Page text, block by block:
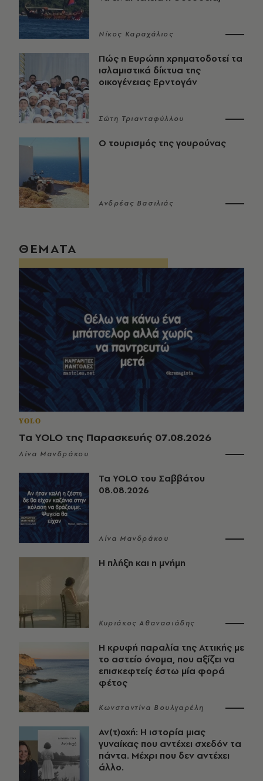
Νίκος Καραχάλιος
Πώς η Ευρώπη χρηματοδοτεί τα
ισλαμιστικά δίκτυα της
οικογένειας Ερντογάν
Σώτη Τριανταφύλλου
Ο τουρισμός της γουρούνας
Ανδρέας Βασιλιάς
ΘΕΜΑΤΑ
YOLO
Τα YOLO της Παρασκευής 07.08.2026
Λίνα Μανδράκου
Τα YOLO του Σαββάτου
08.08.2026
Λίνα Μανδράκου
Η πλήξη και η μνήμη
Κυριάκος Αθανασιάδης
Η κρυφή παραλία της Αττικής με
το αστείο όνομα, που αξίζει να
επισκεφτείς έστω μία φορά
φέτος
Κωνσταντίνα Βουλγαρέλη
Αν(τ)οχή: Η ιστορία μιας
γυναίκας που αντέχει σχεδόν τα
πάντα. Μέχρι που δεν αντέχει
άλλο.